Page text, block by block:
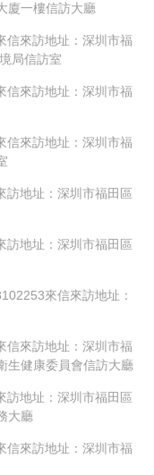
廈一樓信訪大廳
信來訪地址：深圳市福
局信訪室
信來訪地址：深圳市福
信來訪地址：深圳市福
訪地址：深圳市福田區
訪地址：深圳市福田區
來信來訪地址：
信來訪地址：深圳市福
生健康委員會信訪大廳
訪地址：深圳市福田區
大廳
信來訪地址：深圳市福